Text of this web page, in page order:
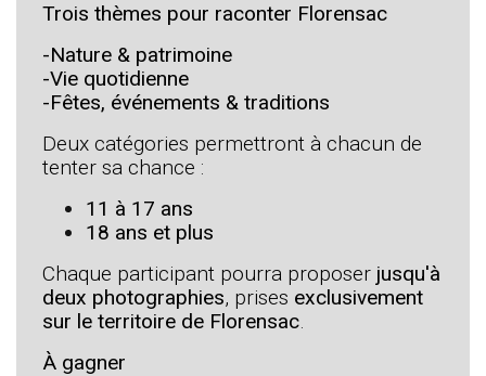
Trois thèmes pour raconter Florensac
-Nature & patrimoine
-Vie quotidienne
-Fêtes, événements & traditions
Deux catégories permettront à chacun de
tenter sa chance :
11 à 17 ans
18 ans et plus
Chaque participant pourra proposer jusqu'à
deux photographies, prises exclusivement
sur le territoire de Florensac.
À gagner